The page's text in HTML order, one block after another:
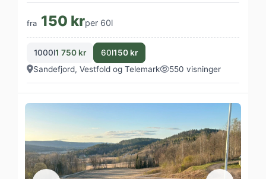
fra 150 krper 60l
1000l1 750 kr 60l150 kr
Sandefjord, Vestfold og Telemark
550 visninger